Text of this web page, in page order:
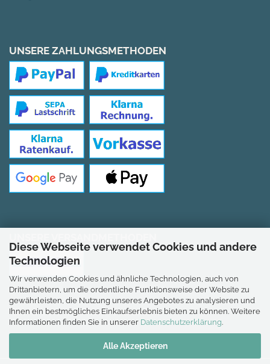
Diese Webseite verwendet Cookies und andere
Technologien
Wir verwenden Cookies und ähnliche Technologien, auch von
Drittanbietern, um die ordentliche Funktionsweise der Website zu
gewährleisten, die Nutzung unseres Angebotes zu analysieren und
Ihnen ein bestmögliches Einkaufserlebnis bieten zu können. Weitere
Informationen finden Sie in unserer Datenschutzerklärung.
Alle Akzeptieren
UNSERE ZAHLUNGSMETHODEN
*Gilt für Lieferungen nach Deutschland.